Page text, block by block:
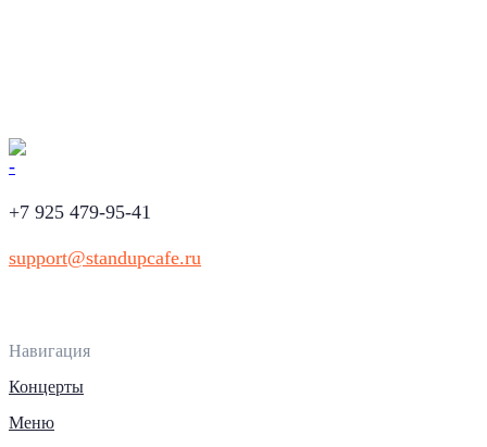
+7 925 479-95-41
support@standupcafe.ru
Навигация
Концерты
Меню